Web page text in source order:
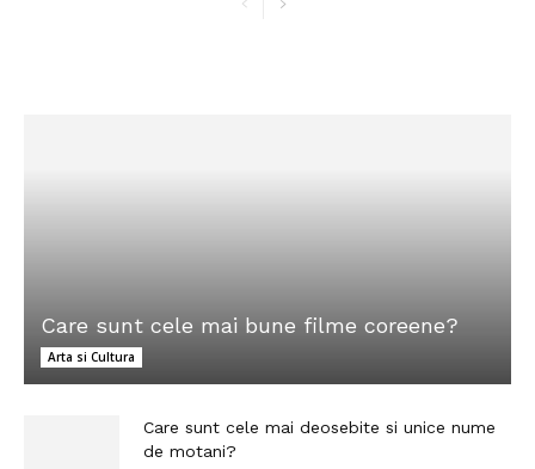
Care sunt cele mai bune filme coreene?
Arta si Cultura
Care sunt cele mai deosebite si unice nume
de motani?